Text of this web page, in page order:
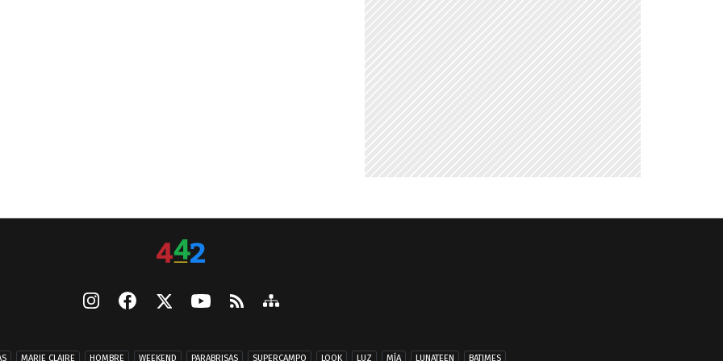
MARIE CLAIRE HOMBRE WEEKEND PARABRISAS SUPERCAMPO LOOK LUZ MÍA LUNATEEN BATIMES